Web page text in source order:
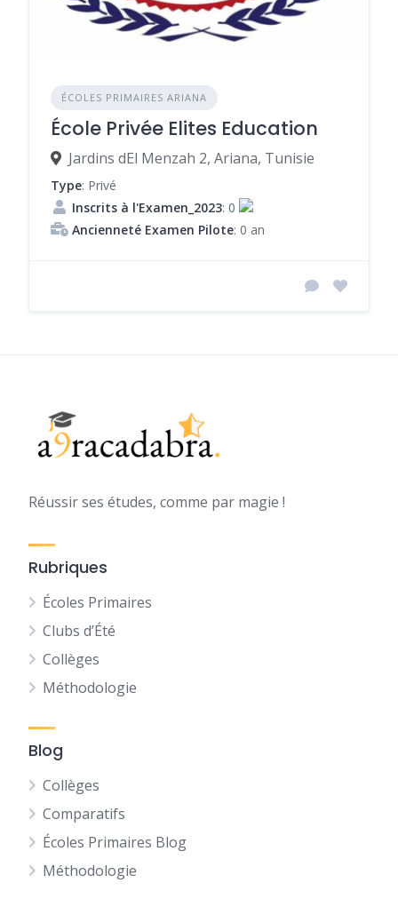
ÉCOLES PRIMAIRES ARIANA
École Privée Elites Education
Jardins dEl Menzah 2, Ariana, Tunisie
Type: Privé
Inscrits à l'Examen_2023: 0
Ancienneté Examen Pilote: 0 an
Réussir ses études, comme par magie !
Rubriques
Écoles Primaires
Clubs d’Été
Collèges
Méthodologie
Blog
Collèges
Comparatifs
Écoles Primaires Blog
Méthodologie